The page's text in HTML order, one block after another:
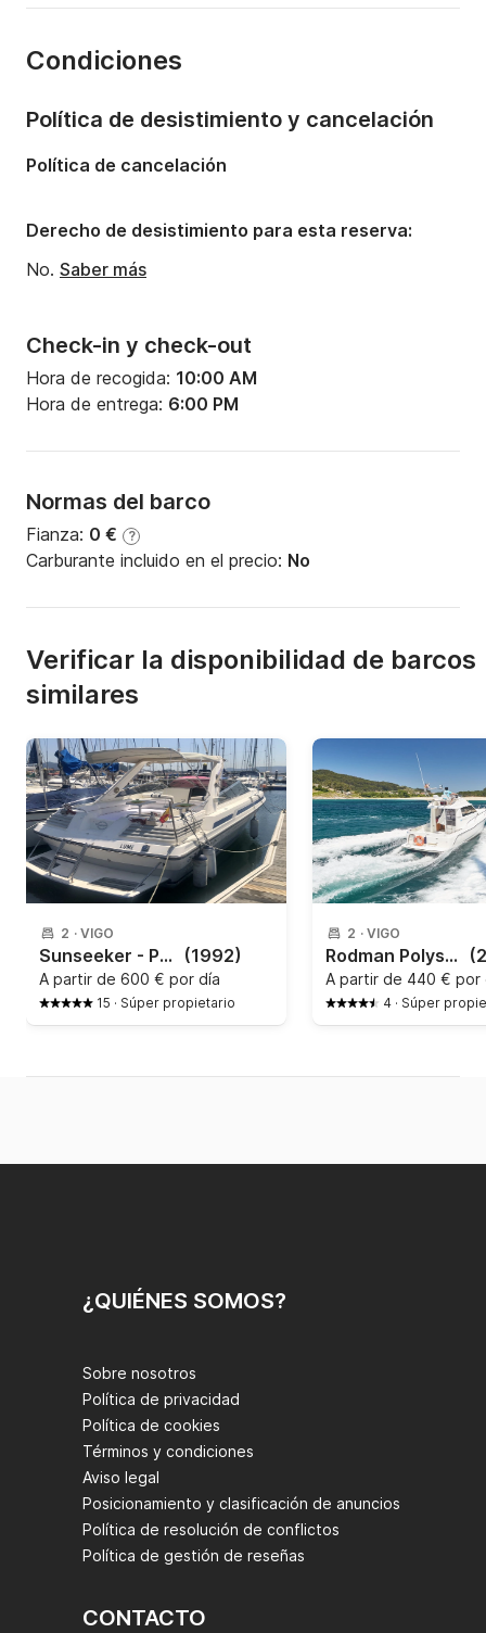
Capacidad a bordo:
Condiciones
Check-in y check-out
Hora de recogida: 10:00 AM
Hora de entrega: 6:00 PM
Normas del barco
Fianza: 0 € ?
Carburante incluido en el precio: No
Política de desistimiento y cancelación
Política de cancelación
Derecho de desistimiento para esta reserva:
No. Saber más
Verificar la disponibilidad de barcos
similares
2 · VIGO
Sunseeker - Portofino 31 (1992)
A partir de 600 € por día
15 · Súper propietario
2 · VIGO
Rodman Polyships - Fly 870
A partir de 440 € por
4 · Súper
¿QUIÉNES SOMOS?
Sobre nosotros
Política de privacidad
Política de cookies
Términos y condiciones
Aviso legal
Posicionamiento y clasificación de anuncios
Política de resolución de conflictos
Política de gestión de reseñas
CONTACTO